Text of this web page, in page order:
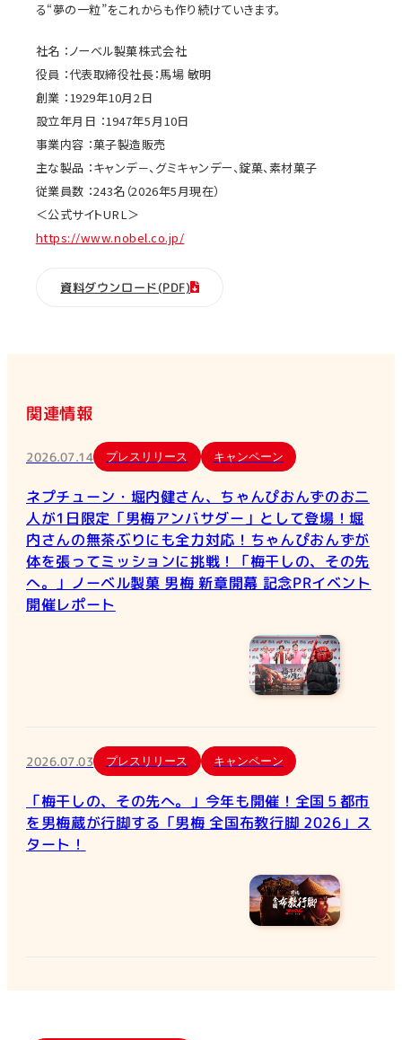
る“夢の一粒”をこれからも作り続けていきます。
社名 ：ノーベル製菓株式会社
役員 ：代表取締役社長：馬場 敏明
創業 ：1929年10月2日
設立年月日 ：1947年5月10日
事業内容 ：菓子製造販売
主な製品 ：キャンデ－、グミキャンデー、錠菓、素材菓子
従業員数 ：243名（2026年5月現在）
＜公式サイトURL＞
https://www.nobel.co.jp/
資料ダウンロード(PDF)
関連情報
2026.07.14 プレスリリース キャンペーン
ネプチューン・堀内健さん、ちゃんぴおんずのお二
人が1日限定「男梅アンバサダー」として登場！堀
内さんの無茶ぶりにも全力対応！ちゃんぴおんずが
体を張ってミッションに挑戦！「梅干しの、その先
へ。」ノーベル製菓 男梅 新章開幕 記念PRイベント
開催レポート
2026.07.03 プレスリリース キャンペーン
「梅干しの、その先へ。」今年も開催！全国５都市
を男梅蔵が行脚する「男梅 全国布教行脚 2026」ス
タート！